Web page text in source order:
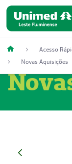
Acesso
Novas Aquisições